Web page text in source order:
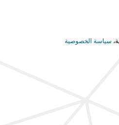
سياسة الخصوصية